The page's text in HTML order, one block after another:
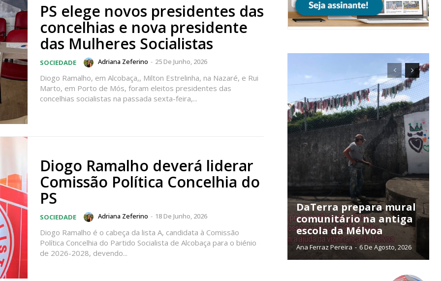
de Assinatura
assinante do Região de Cister e ajude-nos a manter este serviço público!
Sendo assinante terá acesso a todos os conteúdos exclusivos e versões digitais.
Escolha o plano de assinatura desejado:
PS elege novos presidentes das
concelhias e nova presidente
das Mulheres Socialistas
SOCIEDADE Adriana Zeferino - 25 De Junho, 2026
Diogo Ramalho, em Alcobaça,, Milton Estrelinha, na Nazaré, e Rui
Marto, em Porto de Mós, foram eleitos presidentes das
concelhias socialistas na passada sexta-feira,...
Diogo Ramalho deverá liderar
Comissão Política Concelhia do
PS
SOCIEDADE Adriana Zeferino - 18 De Junho, 2026
Diogo Ramalho é o cabeça da lista A, candidata à Comissão
Política Concelhia do Partido Socialista de Alcobaça para o biénio
de 2026-2028, devendo...
DaTerra prepara mural
comunitário na antiga
escola da Mélvoa
Ana Ferraz Pereira - 6 De Agosto, 2026